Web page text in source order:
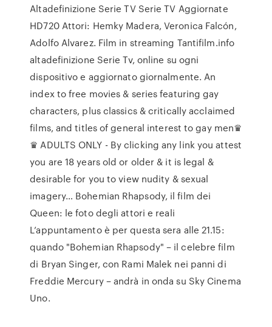
Altadefinizione Serie TV Serie TV Aggiornate
HD720 Attori: Hemky Madera, Veronica Falcón,
Adolfo Alvarez. Film in streaming Tantifilm.info
altadefinizione Serie Tv, online su ogni
dispositivo e aggiornato giornalmente. An
index to free movies & series featuring gay
characters, plus classics & critically acclaimed
films, and titles of general interest to gay men♛
♛ ADULTS ONLY - By clicking any link you attest
you are 18 years old or older & it is legal &
desirable for you to view nudity & sexual
imagery… Bohemian Rhapsody, il film dei
Queen: le foto degli attori e reali
L’appuntamento è per questa sera alle 21.15:
quando "Bohemian Rhapsody" – il celebre film
di Bryan Singer, con Rami Malek nei panni di
Freddie Mercury – andrà in onda su Sky Cinema
Uno.